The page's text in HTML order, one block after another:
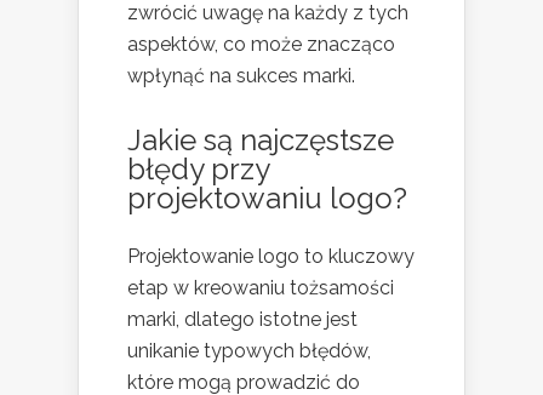
zwrócić uwagę na każdy z tych
aspektów, co może znacząco
wpłynąć na sukces marki.
Jakie są najczęstsze
błędy przy
projektowaniu logo?
Projektowanie logo to kluczowy
etap w kreowaniu tożsamości
marki, dlatego istotne jest
unikanie typowych błędów,
które mogą prowadzić do